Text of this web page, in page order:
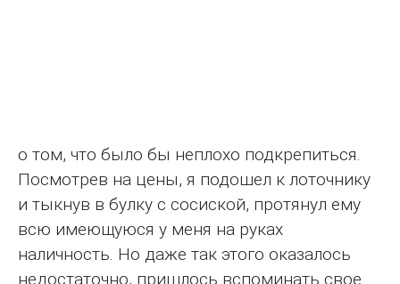
о том, что было бы неплохо подкрепиться.
Посмотрев на цены, я подошел к лоточнику
и тыкнув в булку с сосиской, протянул ему
всю имеющуюся у меня на руках
наличность. Но даже так этого оказалось
недостаточно, пришлось вспоминать свое